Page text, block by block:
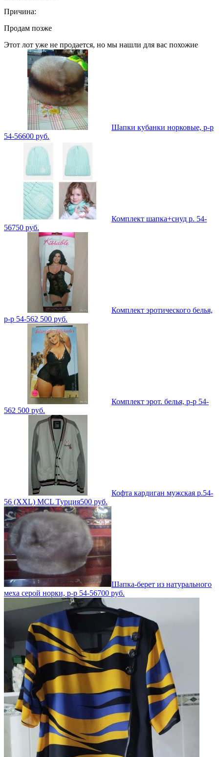
Причина:
Продам позже
Этот лот уже не продается, но мы нашли для вас похожие
Шапки кубанки норковые, р-р
54-56600 руб.
Комплект шапка+снуд р. 54-
56750 руб.
Комплект эротического белья,
р-р 54-562 500 руб.
Комплект эрот. белья, р-р 54-
562 500 руб.
Кофта кардиган мужская р.54-
56 (XXL) MCL Турция500 руб.
Шапка-берет из натурального
меха серой норки, р-р 54-56700 руб.